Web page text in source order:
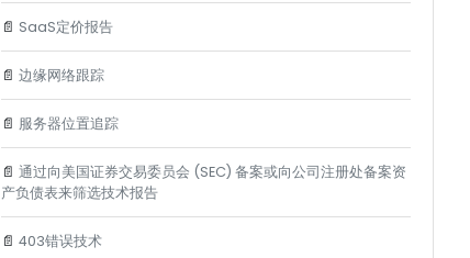
📄 SaaS定价报告
📄 边缘网络跟踪
📄 服务器位置追踪
📄 通过向美国证券交易委员会 (SEC) 备案或向公司注册处备案资
产负债表来筛选技术报告
📄 403错误技术